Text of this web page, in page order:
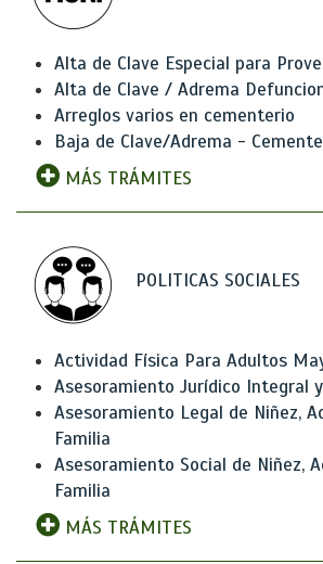
Alta de Clave Especial para
Alta de Clave / Adrema
Arreglos varios en cementerio
Baja de Clave/Adrema -
MÁS TRÁMITES
POLITICAS SOCIALES
Actividad Física Para Adultos
Asesoramiento Jurídico Integral
Asesoramiento Legal de Niñez,
Familia
Asesoramiento Social de Niñez,
Familia
MÁS TRÁMITES